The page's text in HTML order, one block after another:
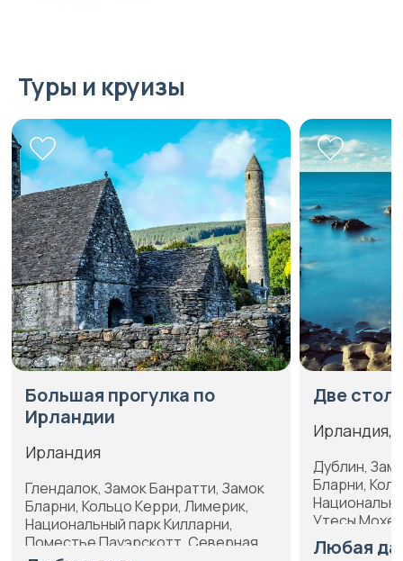
Туры и круизы
Большая прогулка по
Ирландии
Ирландия
Глендалок, Замок Банратти, Замок
Бларни, Кольцо Керри, Лимерик,
Национальный парк Килларни,
Поместье Пауэрскотт, Северная
Две
Ирландия,
Дублин,
Бларни,
Утесы
Любая